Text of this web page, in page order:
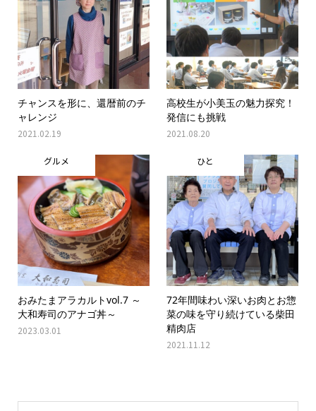
チャンスを形に、還暦前のチ
ャレンジ
2021.02.19
高校生が小美玉の魅力探究！
発信にも挑戦
2021.08.20
グルメ
おみたまアラカルトvol.7 ～
大和寿司のアナゴ丼～
2023.03.01
ひと
72年間味わい深いお肉とお惣
菜の味を守り続けている柴田
精肉店
2021.11.12